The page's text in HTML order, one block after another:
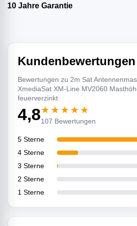
10 Jahre Garantie
Kundenbewertungen
Bewertungen zu 2m Sat
XmediaSat XM-Line MV2060
feuerverzinkt
4,8★★★★★
107 Bewertungen
5 Sterne
4 Sterne
3 Sterne
2 Sterne
1 Sterne